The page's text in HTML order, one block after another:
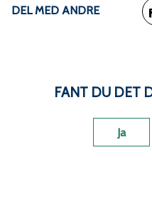
DEL MED ANDRE
FANT DU DET
Ja